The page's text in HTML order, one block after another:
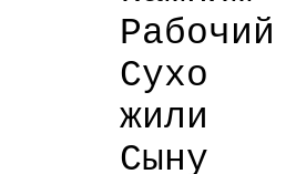
Рабочий
Сухо
жили
Сыну